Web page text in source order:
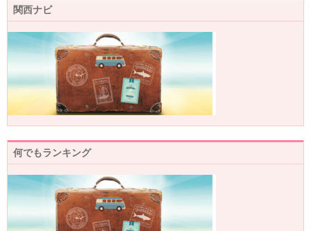
関西ナビ
何でもランキング